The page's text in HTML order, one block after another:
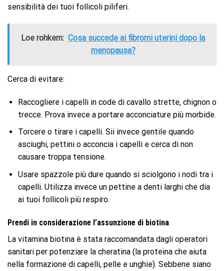
sensibilità dei tuoi follicoli piliferi.
Loe rohkem: Cosa succede ai fibromi uterini dopo la
menopausa?
Cerca di evitare:
Raccogliere i capelli in code di cavallo strette, chignon o
trecce. Prova invece a portare acconciature più morbide.
Torcere o tirare i capelli. Sii invece gentile quando
asciughi, pettini o acconcia i capelli e cerca di non
causare troppa tensione.
Usare spazzole più dure quando si sciolgono i nodi tra i
capelli. Utilizza invece un pettine a denti larghi che dia
ai tuoi follicoli più respiro.
Prendi in considerazione l’assunzione di biotina
La vitamina biotina è stata raccomandata dagli operatori
sanitari per potenziare la cheratina (la proteina che aiuta
nella formazione di capelli, pelle e unghie). Sebbene siano